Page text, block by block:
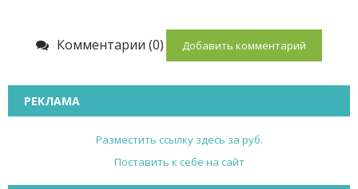
Комментарии (0) Добавить комментарий
РЕКЛАМА
Разместить ссылку здесь за руб.
Поставить к себе на сайт